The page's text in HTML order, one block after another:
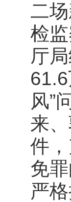
二
检
厅
风”
来
件
免
严